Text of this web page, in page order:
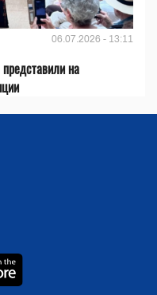
06.07.2026 - 13:11
на